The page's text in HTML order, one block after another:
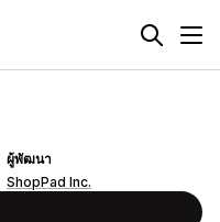
ผู้พัฒนา
ShopPad Inc.